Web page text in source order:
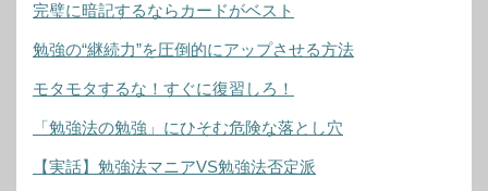
完璧に暗記するならカードがベスト
勉強の“継続力”を圧倒的にアップさせる方法
モタモタするな！すぐに復習しろ！
「勉強法の勉強」にひそむ危険な落とし穴
【実話】勉強法マニアVS勉強法否定派